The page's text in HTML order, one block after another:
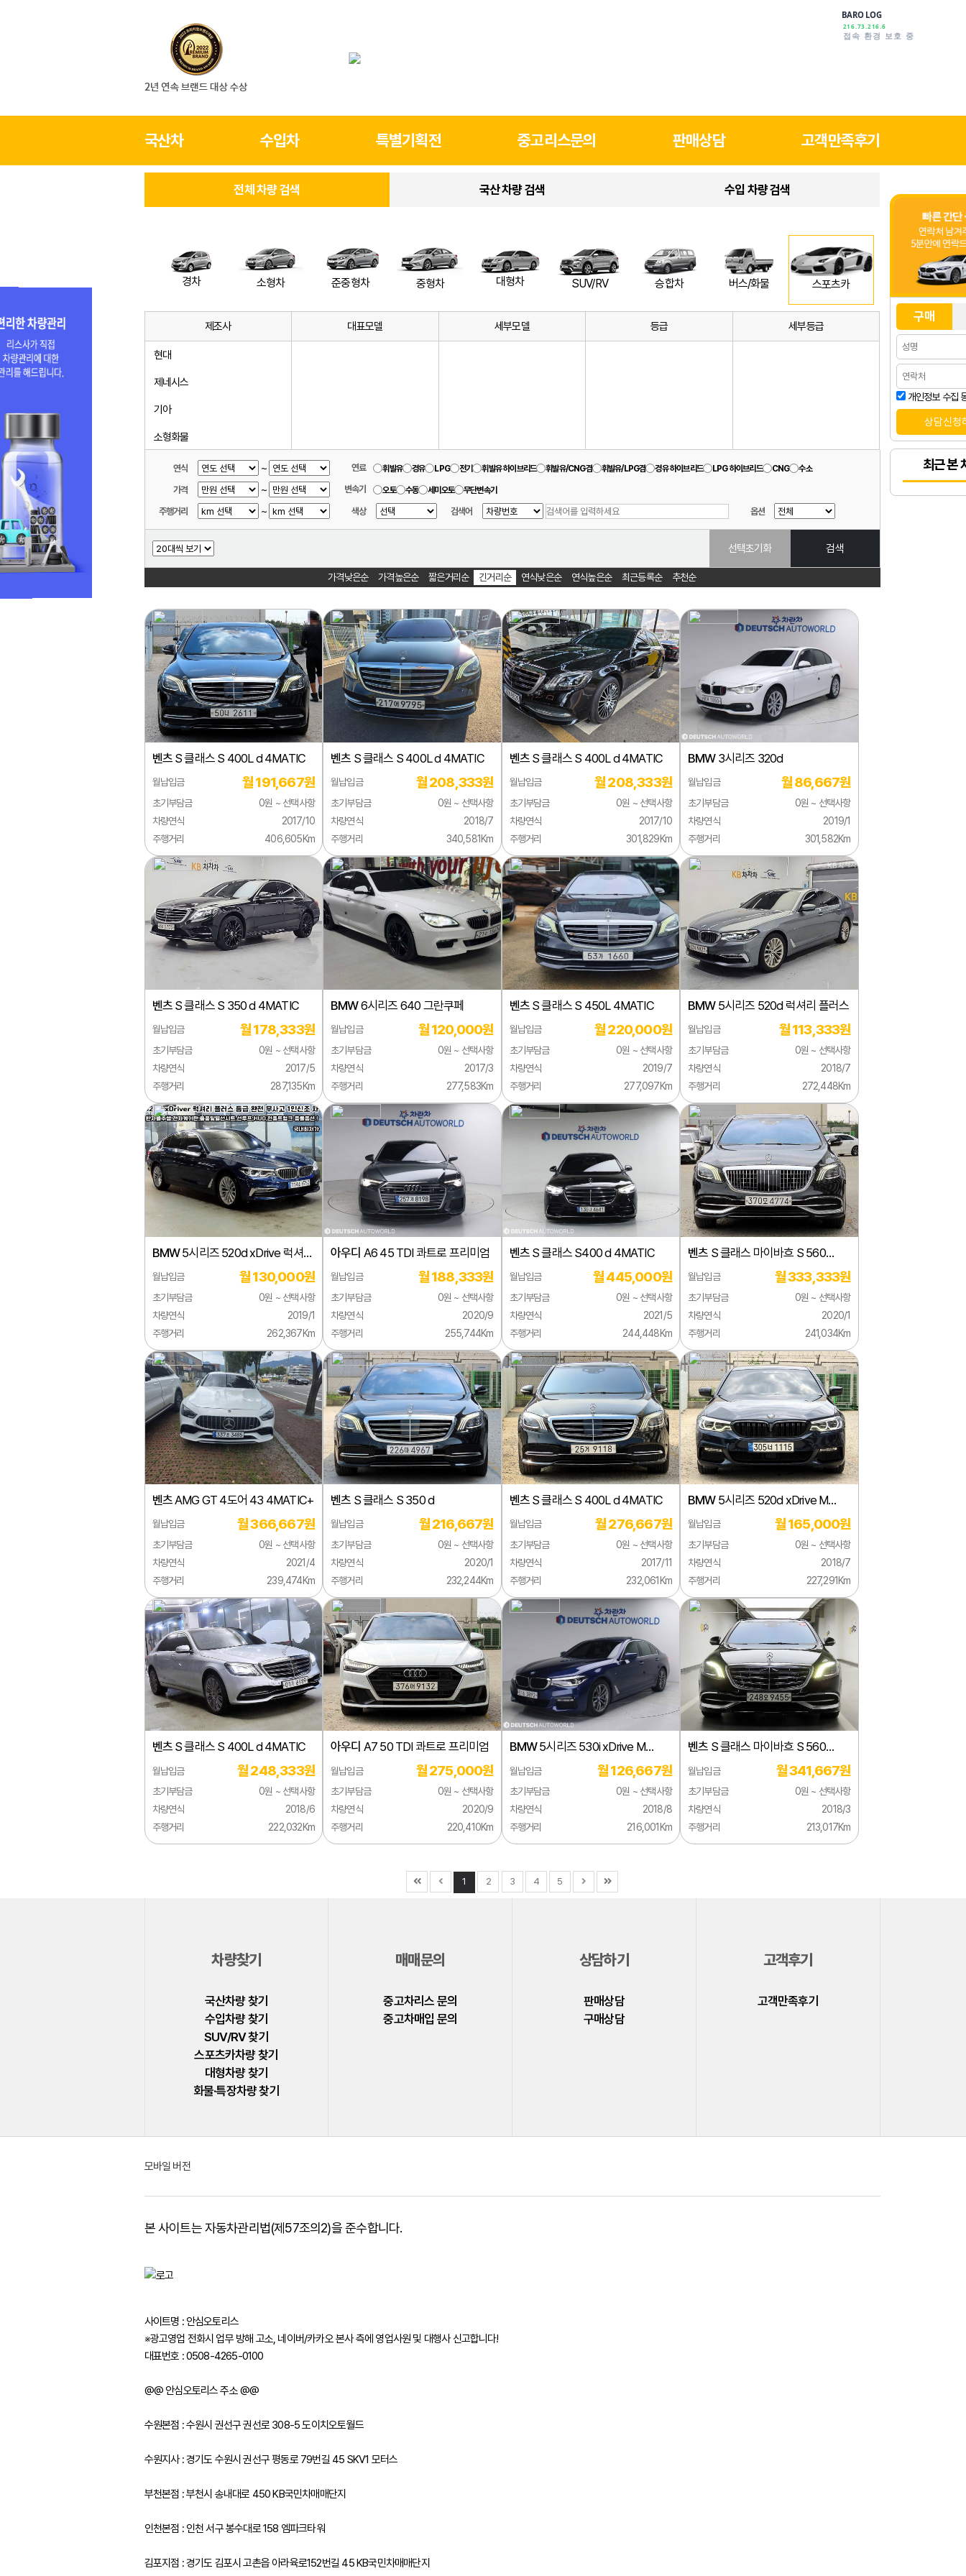
국산차 수입차 특별기획전 중고리스문의 판매상담 고객만족후기
구매
개인정보 수집
최근 본
전체 차량 검색 국산 차량 검색 수입 차량 검색
경차 소형차 준중형차 중형차 대형차 SUV/RV 승합차 버스/화물 스포츠카
제조사
현대
제네시스
기아
소형화물
르노코리아(삼성)
KG모빌리티(쌍용)
쉐보레
대우
기타제조사
벤츠
BMW
아우디
폭스바겐
미니
랜드로버
닛산
다이하쓰
다찌
동풍소콘
람보르기니
로버
로터스
롤스로이스
르노
링컨
마세라티
마이바흐
마쯔다
맥라렌
미쯔비시
미쯔오카
벤틀리
부가티
북기은상
뷰익
사브
사이언
선롱버스
스마트
스바루
스즈키
시보레
시트로엥
알파로메오
애스턴마틴
어큐라
올즈모빌
이네오스
이베코
이스즈
푸조
허머
혼다
LEVC
대표모델 세부모델 등급 세부등급
연식 ~ 연료 휘발유 경유 LPG 전기 휘발유 하이브리드 휘발유/CNG겸 휘발유/LPG겸 경유 하이브리드 LPG 하이브리드 CNG 수소
가격 ~ 변속기 오토 수동 세미오토 무단변속기
주행거리 ~ 색상 검색어 옵션
선택초기화 검색
가격낮은순 가격높은순 짧은거리순 긴거리순 연식낮은순 연식높은순 최근등록순 추천순
벤츠S 클래스 S 400L d 4MATIC
월납입금 월 191,667원
초기부담금
0원 ~ 선택사항
차량연식
2017/10
주행거리
406,605Km
벤츠 S 클래스 S 400L d 4MATIC
월납입금 월 208,333원
초기부담금
0원 ~ 선택사항
차량연식
2018/7
주행거리
340,581Km
벤츠S 클래스 S 400L d 4MATIC
월납입금 월 208,333원
초기부담금
0원 ~ 선택사항
차량연식
2017/10
주행거리
301,829Km
BMW3시리즈 320d
월납입금 월 86,667원
초기부담금
0원 ~ 선택사항
차량연식
2019/1
주행거리
301,582Km
벤츠S 클래스 S 350 d 4MATIC
월납입금 월 178,333원
초기부담금
0원 ~ 선택사항
차량연식
2017/5
주행거리
287,135Km
BMW6시리즈 640 그란쿠페
월납입금 월 120,000원
초기부담금
0원 ~ 선택사항
차량연식
2017/3
주행거리
277,583Km
벤츠S 클래스 S 450L 4MATIC
월납입금 월 220,000원
초기부담금
0원 ~ 선택사항
차량연식
2019/7
주행거리
277,097Km
BMW5시리즈 520d 럭셔리 플러스
월납입금 월 113,333원
초기부담금
0원 ~ 선택사항
차량연식
2018/7
주행거리
272,448Km
BMW5시리즈 520d xDrive 럭셔리
플러스
월납입금 월 130,000원
초기부담금
0원 ~ 선택사항
차량연식
2019/1
주행거리
262,367Km
아우디 A6 45 TDI 콰트로 프리미엄
월납입금 월 188,333원
초기부담금
0원 ~ 선택사항
차량연식
2020/9
주행거리
255,744Km
벤츠S 클래스 S400 d 4MATIC
월납입금 월 445,000원
초기부담금
0원 ~ 선택사항
차량연식
2021/5
주행거리
244,448Km
벤츠 S 클래스 마이바흐 S 560
4MATIC
월납입금 월 333,333원
초기부담금
0원 ~ 선택사항
차량연식
2020/1
주행거리
241,034Km
벤츠AMG GT 4도어 43 4MATIC+
월납입금 월 366,667원
초기부담금
0원 ~ 선택사항
차량연식
2021/4
주행거리
239,474Km
벤츠 S 클래스 S 350 d
월납입금 월 216,667원
초기부담금
0원 ~ 선택사항
차량연식
2020/1
주행거리
232,244Km
벤츠S 클래스 S 400L d 4MATIC
월납입금 월 276,667원
초기부담금
0원 ~ 선택사항
차량연식
2017/11
주행거리
232,061Km
BMW5시리즈 520d xDrive M
스포츠 플러스
월납입금 월 165,000원
초기부담금
0원 ~ 선택사항
차량연식
2018/7
주행거리
227,291Km
벤츠S 클래스 S 400L d 4MATIC
월납입금 월 248,333원
초기부담금
0원 ~ 선택사항
차량연식
2018/6
주행거리
222,032Km
아우디 A7 50 TDI 콰트로 프리미엄
월납입금 월 275,000원
초기부담금
0원 ~ 선택사항
차량연식
2020/9
주행거리
220,410Km
BMW5시리즈 530i xDrive M
스포츠
월납입금 월 126,667원
초기부담금
0원 ~ 선택사항
차량연식
2018/8
주행거리
216,001Km
벤츠 S 클래스 마이바흐 S 560
4MATIC
월납입금 월 341,667원
초기부담금
0원 ~ 선택사항
차량연식
2018/3
주행거리
213,017Km
1 2 3 4 5
차량찾기
국산차량 찾기
수입차량 찾기
SUV/RV 찾기
스포츠카차량 찾기
대형차량 찾기
화물·특장차량 찾기
매매문의
중고차리스 문의
중고차매입 문의
상담하기
판매상담
구매상담
고객후기
고객만족후기
모바일 버전
본 사이트는 자동차관리법(제57조의2)을 준수합니다.
사이트명 : 안심오토리스
※광고영업 전화시 업무 방해 고소, 네이버/카카오 본사 측에 영업사원 및 대행사 신고합니다!
대표번호 : 0508-4265-0100
@@ 안심오토리스 주소 @@
수원본점 : 수원시 권선구 권선로 308-5 도이치오토월드
수원지사 : 경기도 수원시 권선구 평동로 79번길 45 SKV1 모터스
부천본점 : 부천시 송내대로 450 KB국민차매매단지
인천본점 : 인천 서구 봉수대로 158 엠파크타워
김포지점 : 경기도 김포시 고촌읍 아라육로152번길 45 KB국민차매매단지
BARO LOG
216.73.216.6
안심하고 이용하세요